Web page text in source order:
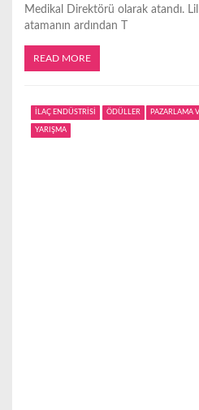
Medikal Direktörü olarak atandı.
atamanın ardından T
READ MORE
İLAÇ ENDÜSTRİSİ ÖDÜLLER PAZARLAMA
YARIŞMA